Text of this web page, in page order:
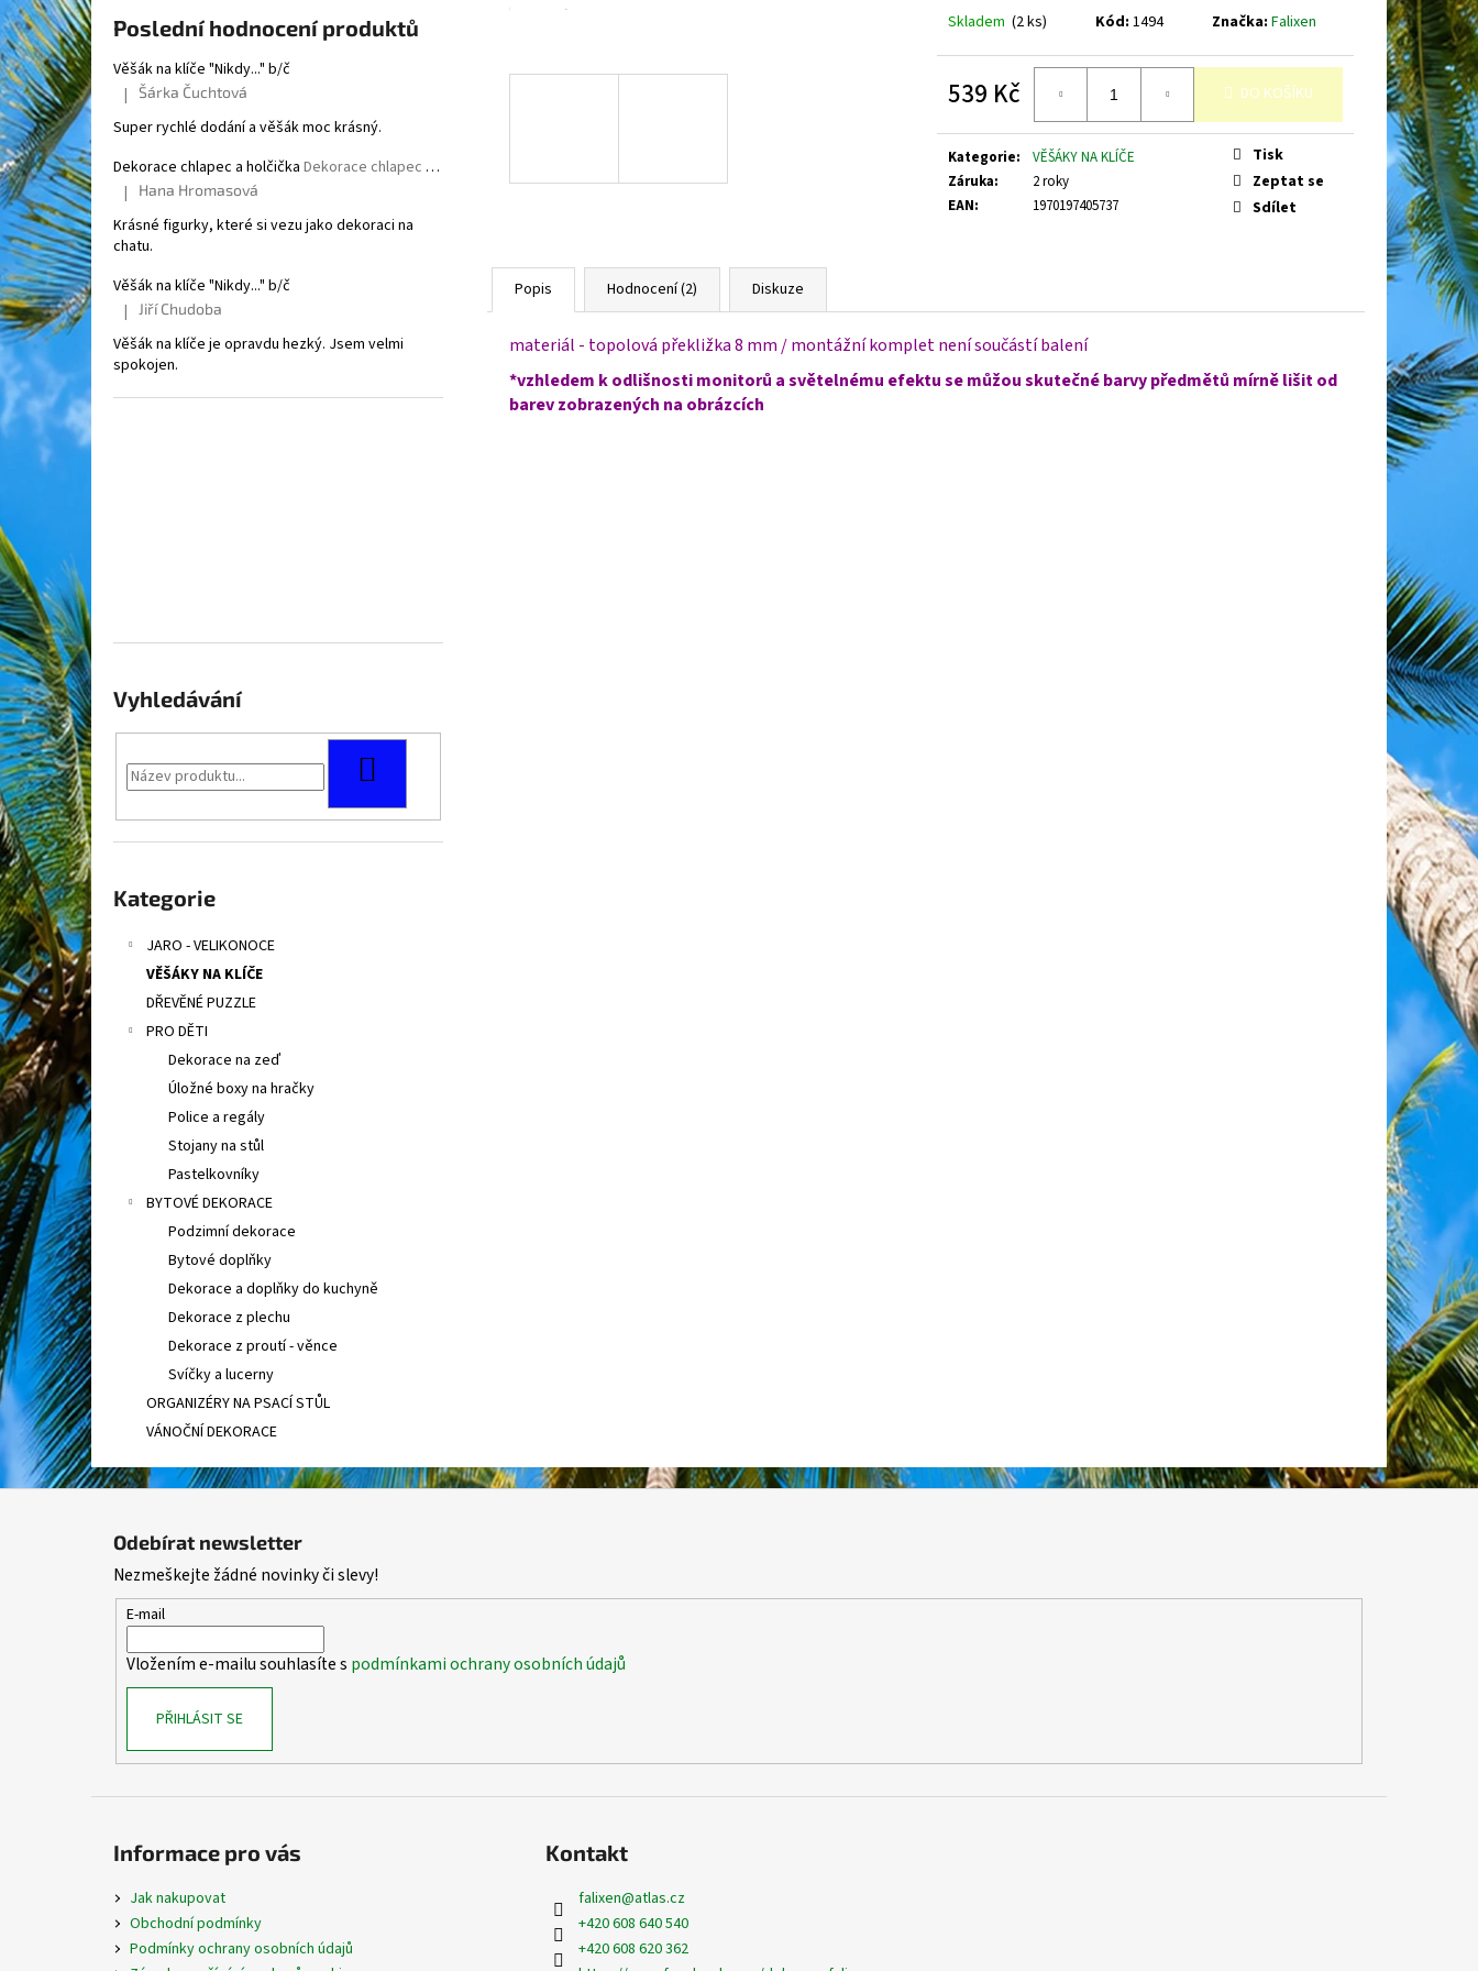
l
Poslední hodnocení produktů
Věšák na klíče "Nikdy..." b/č
Hodnocení produktu je 5 z 5 hvězdiček.
| Šárka Čuchtová
Super rychlé dodání a věšák moc krásný.
Dekorace chlapec a holčička Dekorace chlapec a holčička
Hodnocení produktu je 5 z 5 hvězdiček.
| Hana Hromasová
Krásné figurky, které si vezu jako dekoraci na
chatu.
Věšák na klíče "Nikdy..." b/č
Hodnocení produktu je 5 z 5 hvězdiček.
| Jiří Chudoba
Věšák na klíče je opravdu hezký. Jsem velmi
spokojen.
Vyhledávání
kategorie
Kategorie
JARO - VELIKONOCE
VĚŠÁKY NA KLÍČE
DŘEVĚNÉ PUZZLE
PRO DĚTI
Dekorace na zeď
Úložné boxy na hračky
Police a regály
Stojany na stůl
Pastelkovníky
BYTOVÉ DEKORACE
Podzimní dekorace
Bytové doplňky
Dekorace a doplňky do kuchyně
Dekorace z plechu
Dekorace z proutí - věnce
Svíčky a lucerny
ORGANIZÉRY NA PSACÍ STŮL
VÁNOČNÍ DEKORACE
Skladem (2 ks) Kód: 1494 Značka: Falixen
539 Kč
cena:
DO KOŠÍKU
Kategorie:
VĚŠÁKY NA KLÍČE
Záruka:
2 roky
EAN: 1970197405737
Tisk
Zeptat se
Sdílet
Popis Hodnocení (2) Diskuze
materiál - topolová překližka 8 mm / montážní komplet není součástí balení
*vzhledem k odlišnosti monitorů a světelnému efektu se můžou skutečné barvy předmětů mírně lišit od
barev zobrazených na obrázcích
Odebírat newsletter
Nezmeškejte žádné novinky či slevy!
E-mail
Vložením e-mailu souhlasíte s podmínkami ochrany osobních údajů
PŘIHLÁSIT SE
Informace pro vás
Jak nakupovat
Obchodní podmínky
Podmínky ochrany osobních údajů
Kontakt
falixen@atlas.cz
+420 608 640 540
+420 608 620 362